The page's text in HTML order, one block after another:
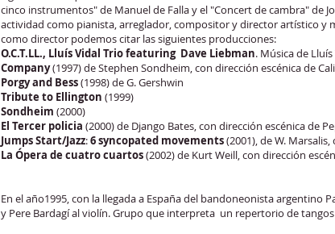
cinco instrumentos" de Manuel de Falla y el "Concert de cambra"
actividad como pianista, arreglador, compositor y director artístico y
como director podemos citar las siguientes producciones:
O.C.T.LL., Lluís Vidal Trio featuring Dave Liebman. Música de
Company(1997) de Stephen Sondheim, con dirección escénica de
Porgy and Bess(1998) de G. Gershwin
Tribute to Ellington (1999)
Sondheim (2000)
El Tercer policia (2000) de Django Bates, con dirección escénica de
Jumps Start/Jazz:6 syncopated movements(2001), de W.
La Ópera de cuatro cuartos(2002) de Kurt Weill, con dirección
En el año1995, con la llegada a España del bandoneonista argentino
y Pere Bardagí al violín. Grupo que interpreta un repertorio de